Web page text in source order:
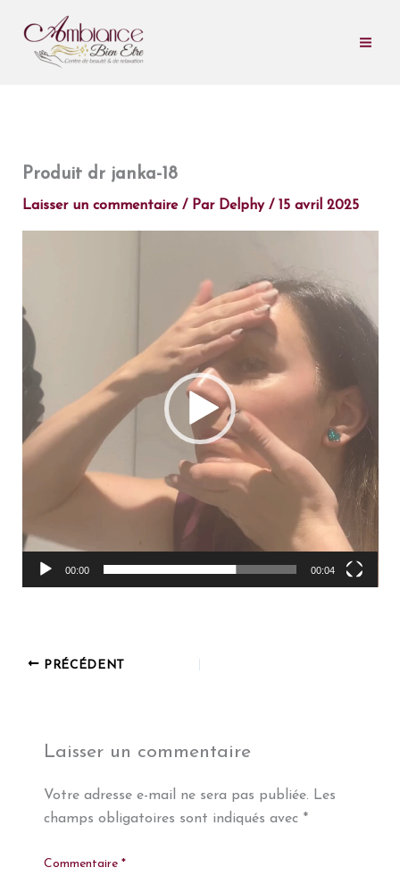
contenu
Produit dr janka-18
Laisser un commentaire / Par Delphy / 15 avril 2025
00:00 00:04
PRÉCÉDENT
Laisser un commentaire
Votre adresse e-mail ne sera pas publiée. Les
champs obligatoires sont indiqués avec *
Commentaire *